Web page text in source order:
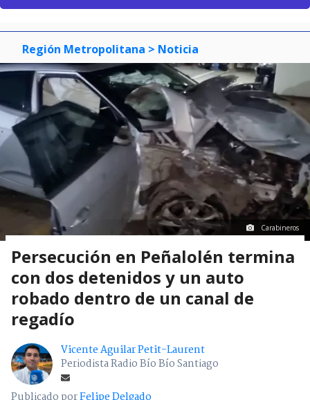
Región Metropolitana > Noticia
Carabineros
Persecución en Peñalolén termina
con dos detenidos y un auto
robado dentro de un canal de
regadío
Vicente Aguilar Petit-Laurent
Periodista Radio Bío Bío Santiago